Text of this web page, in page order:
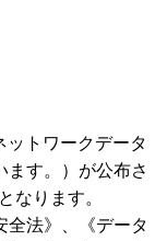
トワークデータ
ます。）が公布さ
なります。
法》、《データ